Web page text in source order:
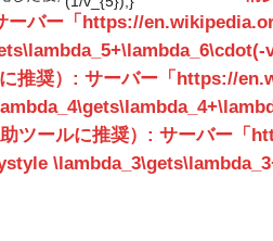
_{1}+\lambda
_{6}\cdot
(1/v_{5}),}
ーバー「https://
推奨）: サーバー「https://
ツールに推奨）: サーバー